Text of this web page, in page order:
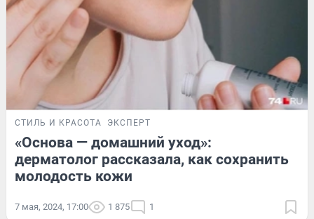
СТИЛЬ И КРАСОТА ЭКСПЕРТ
«Основа — домашний уход»:
дерматолог рассказала, как сохранить
молодость кожи
7 мая, 2024, 17:00 1 875 1